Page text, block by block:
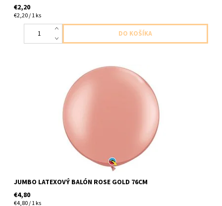
€2,20
€2,20 / 1 ks
jumbo latexový balón ruzovozlata 1ks v baleni veľkosť 76cm
dodavame nenafukany
JUMBO LATEXOVÝ BALÓN ROSE GOLD 76CM
€4,80
€4,80 / 1 ks